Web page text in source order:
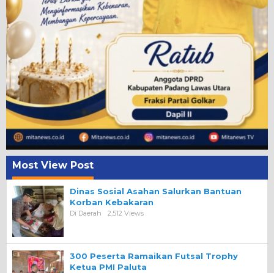
Most View Post
Dinas Sosial Asahan Salurkan Bantuan
Korban Kebakaran
Di Daerah 2,512 Views
300 Peserta Ramaikan Futsal Trophy
Ketua PMI Paluta